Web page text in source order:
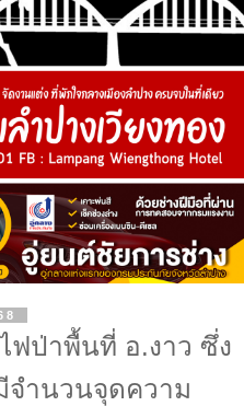
ฟป่าพื้นที่ อ.งาว ซึ่ง
จำนวนจุดความ